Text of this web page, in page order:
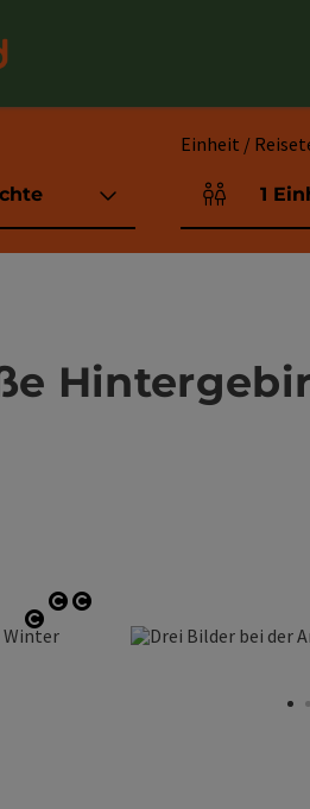
Einheit /
1
Copyright öffnen
Copyright öffnen
Copyright öffnen